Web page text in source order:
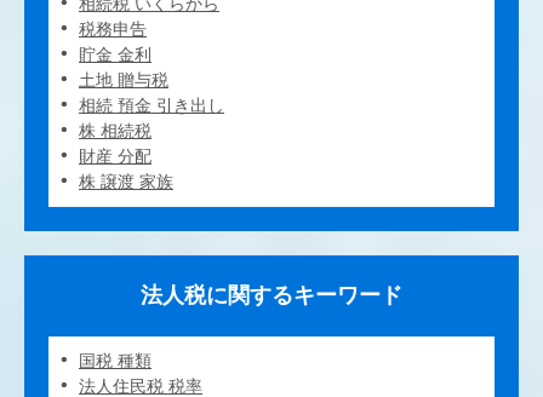
税務申告
貯金 金利
土地 贈与税
相続 預金 引き出し
株 相続税
財産 分配
株 譲渡 家族
法人税に関するキーワード
国税 種類
法人住民税 税率